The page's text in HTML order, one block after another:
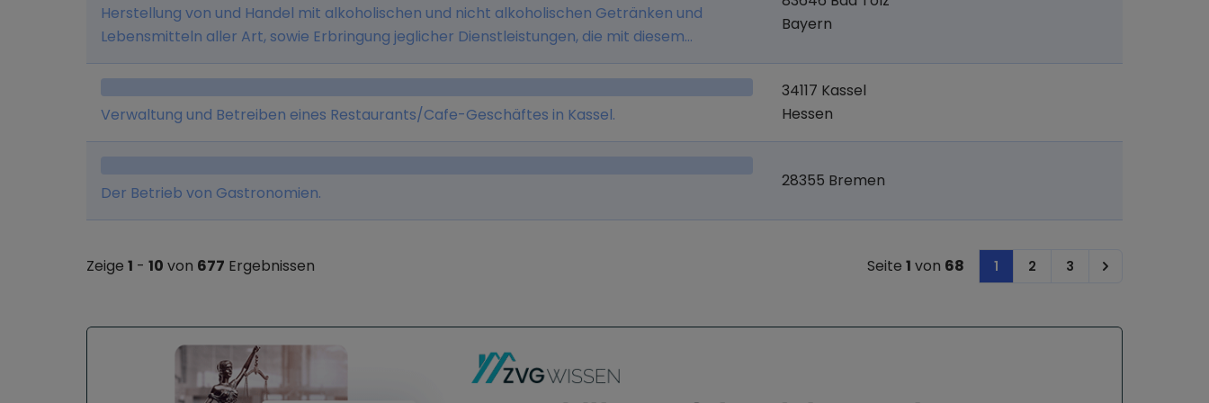
Herstellung von und Handel mit alkoholischen und nicht alkoholischen Getränken und
Lebensmitteln aller Art, sowie Erbringung jeglicher Dienstleistungen, die mit diesem
Geschäftszweck im Zusammenhang stehen, Unternehmensberatung, Betrieb einer
Werbeagentur und Erwerb, Halten und Verwaltung von Unternehmensbeteiligungen.
Bayern
Verwaltung und Betreiben eines Restaurants/Cafe-Geschäftes in Kassel.
34117 Kassel
Hessen
Der Betrieb von Gastronomien.
28355 Bremen
Zeige 1 - 10 von 677 Ergebnissen Seite 1 von 68 1 2 3 Next